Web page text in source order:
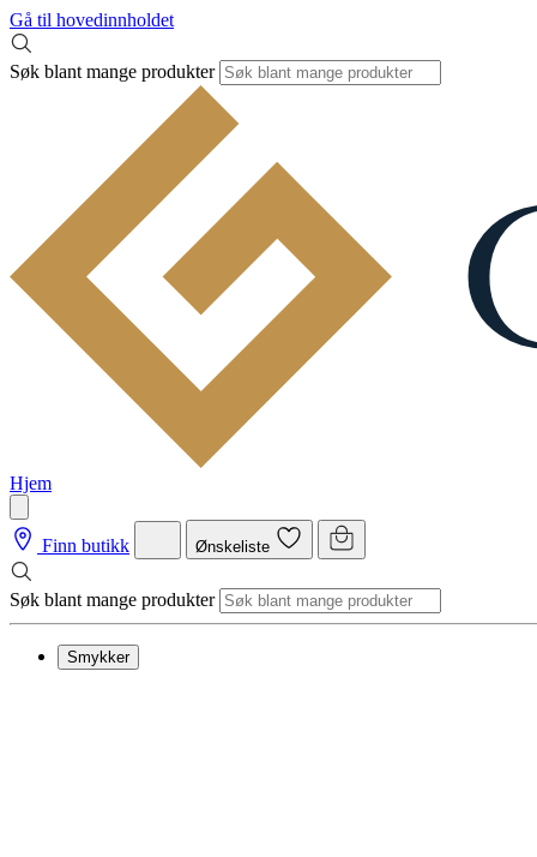
Gå til hovedinnholdet
Søk blant mange produkter
Hjem
Finn butikk Ønskeliste
Søk blant mange produkter
Smykker